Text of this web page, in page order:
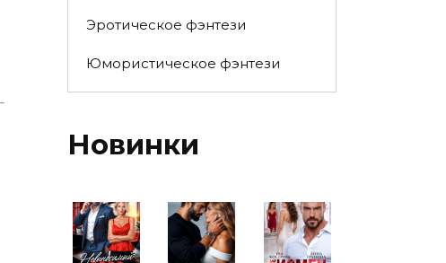
Эротическое фэнтези
Юмористическое фэнтези
Новинки